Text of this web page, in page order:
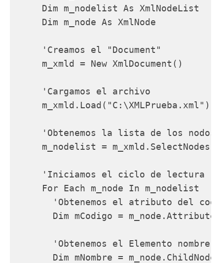
     Dim m_nodelist As XmlNodeList
     Dim m_node As XmlNode
     'Creamos el "Document"
     m_xmld = New XmlDocument()
     'Cargamos el archivo
     m_xmld.Load("C:\XMLPrueba.xml")
'Obtenemos la lista de los nodos
m_nodelist =
     'Iniciamos el ciclo de lectura
     For Each m_node In m_nodelist
'Obtenemos el atributo del
Dim mCodigo =
       'Obtenemos el Elemento nombre
Dim mNombre =